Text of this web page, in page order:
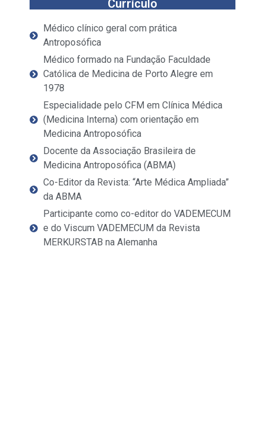
Currículo
Médico clínico geral com prática
Antroposófica
Médico formado na Fundação Faculdade
Católica de Medicina de Porto Alegre em
1978
Especialidade pelo CFM em Clínica Médica
(Medicina Interna) com orientação em
Medicina Antroposófica
Docente da Associação Brasileira de
Medicina Antroposófica (ABMA)
Co-Editor da Revista: “Arte Médica Ampliada”
da ABMA
Participante como co-editor do VADEMECUM
e do Viscum VADEMECUM da Revista
MERKURSTAB na Alemanha